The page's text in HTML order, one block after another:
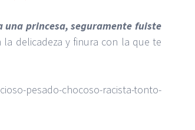
una princesa, seguramente fuiste
la delicadeza y finura con la que te
pesado-chocoso-racista-tonto-